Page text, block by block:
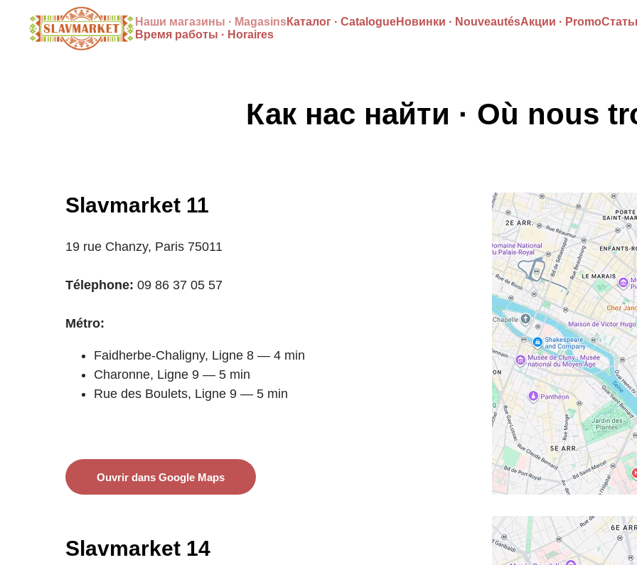
Наши магазины · MagasinsКаталог · CatalogueНовинки · NouveautésАкции · Promo
Время работы · Horaires
Как нас найти · Où nous
Slavmarket 11
19 rue Chanzy, Paris 75011
Télephone: 09 86 37 05 57
Métro:
Faidherbe-Chaligny, Ligne 8 — 4 min
Charonne, Ligne 9 — 5 min
Rue des Boulets, Ligne 9 — 5 min
Ouvrir dans Google Maps
Slavmarket 14